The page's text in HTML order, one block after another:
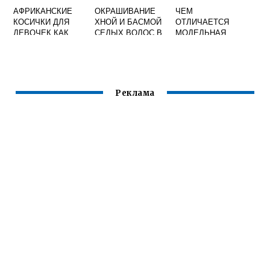
АФРИКАНСКИЕ
КОСИЧКИ ДЛЯ
ДЕВОЧЕК КАК
ОКРАШИВАНИЕ
ХНОЙ И БАСМОЙ
СЕДЫХ ВОЛОС В
ЧЕМ
ОТЛИЧАЕТСЯ
МОДЕЛЬНАЯ
Реклама